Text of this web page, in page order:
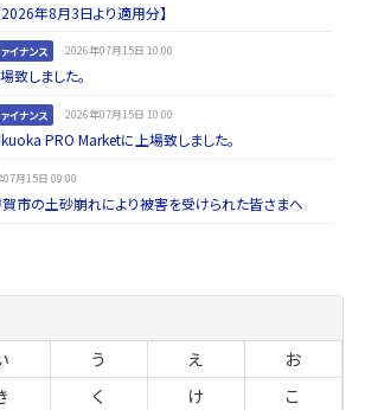
年8月3日より適用分】
イナンス 2026年07月15日 10:00
しました。
イナンス 2026年07月15日 10:00
PRO Marketに上場致しました。
07月15日 09:00
市の土砂崩れにより被害を受けられた皆さまへ
う え
お
く け
こ